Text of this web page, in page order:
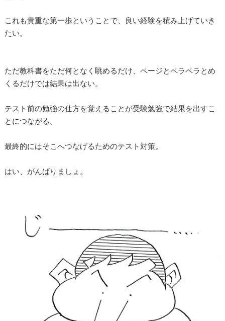
これも貴重な第一歩ということで、良い経験を積み上げていき
たい。
ただ教科書をただ何となく眺めるだけ、ページとペラペラとめ
くるだけでは結果は出ない。
テスト前の勉強の仕方を覚えることが受験勉強で結果を出すこ
とにつながる。
最終的にはそこへつなげるためのテスト対策。
はい、がんばりましょ。